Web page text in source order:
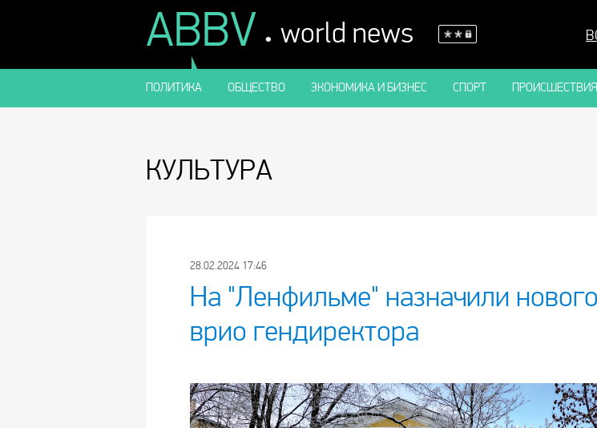
ABBV . world news
ПОЛИТИКА ОБЩЕСТВО ЭКОНОМИКА И БИЗНЕС СПОРТ ПРОИСШЕСТВИЯ
КУЛЬТУРА
28.02.2024 17:46
На "Ленфильме" назначили нового
врио гендиректора